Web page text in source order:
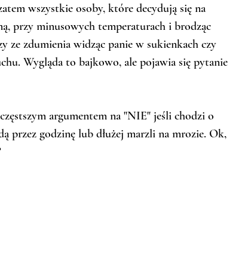
wszystkie osoby, które decydują się na
przy minusowych temperaturach i brodząc
ze zdumienia widząc panie w sukienkach czy
Wygląda to bajkowo, ale pojawia się pytanie
argumentem na "NIE" jeśli chodzi o
przez godzinę lub dłużej marzli na mrozie. Ok,